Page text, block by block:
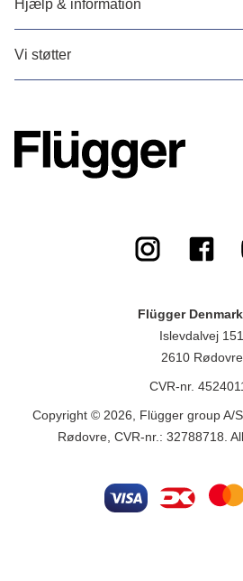
Hjælp & information
Vi støtter
Flügger
Islevdalvej 151
2610 Rødovre
CVR-nr.
Copyright © 2026, Flügger group A/
Rødovre, CVR-nr.: 32788718.